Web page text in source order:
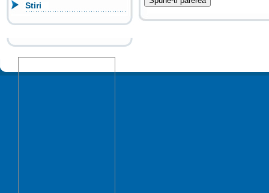
Stiri